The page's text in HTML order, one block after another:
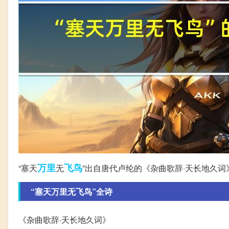
“塞天万里无飞鸟”出自唐代卢纶的《杂曲歌辞·天长地久词
“塞天万里无飞鸟”全诗
《杂曲歌辞·天长地久词》